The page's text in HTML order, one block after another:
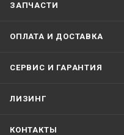
ЗАПЧАСТИ
ОПЛАТА И ДОСТАВКА
СЕРВИС И ГАРАНТИЯ
ЛИЗИНГ
КОНТАКТЫ